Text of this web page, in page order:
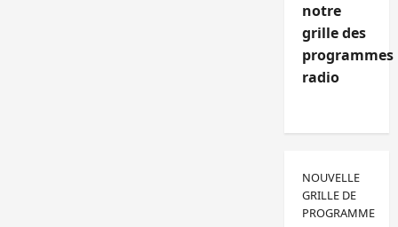
notre
grille des
programmes
radio
NOUVELLE
GRILLE DE
PROGRAMME